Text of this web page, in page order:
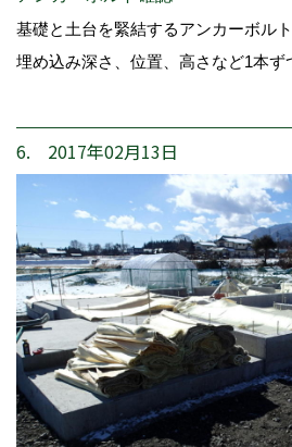
基礎と土台を緊結するアンカーボル
埋め込み深さ、位置、高さなど1本ず
6. 2017年02月13日